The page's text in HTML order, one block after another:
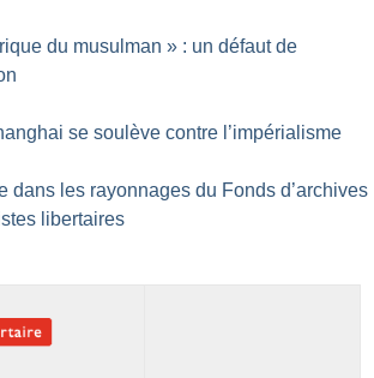
du musulman » : un défaut de
se soulève contre l’impérialisme
dans les rayonnages du Fonds d’archives
libertaires